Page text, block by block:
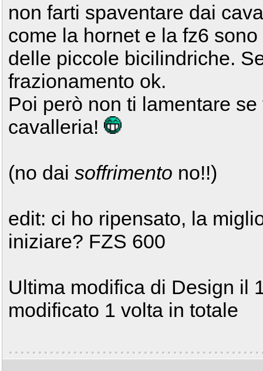
non farti spaventare dai
come la hornet e la fz6
delle piccole bicilindriche.
frazionamento ok.
Poi però non ti lamentare
cavalleria!
(no dai soffrimento no!!)
edit: ci ho ripensato, la
iniziare? FZS 600
Ultima modifica di Design il
modificato 1 volta in totale